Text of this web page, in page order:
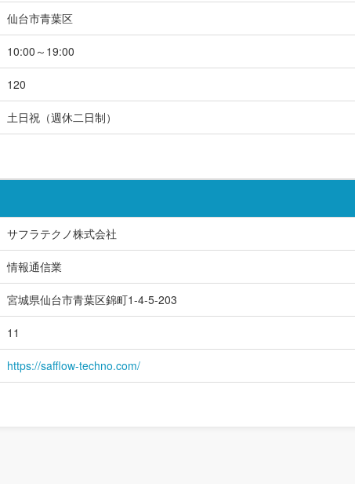
仙台市青葉区
10:00～19:00
120
土日祝（週休二日制）
サフラテクノ株式会社
情報通信業
宮城県仙台市青葉区錦町1-4-5-203
11
https://safflow-techno.com/